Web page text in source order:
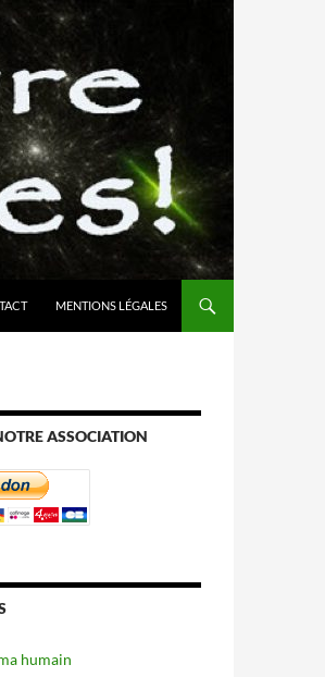
MENTIONS LÉGALES
ASSOCIATION
humain